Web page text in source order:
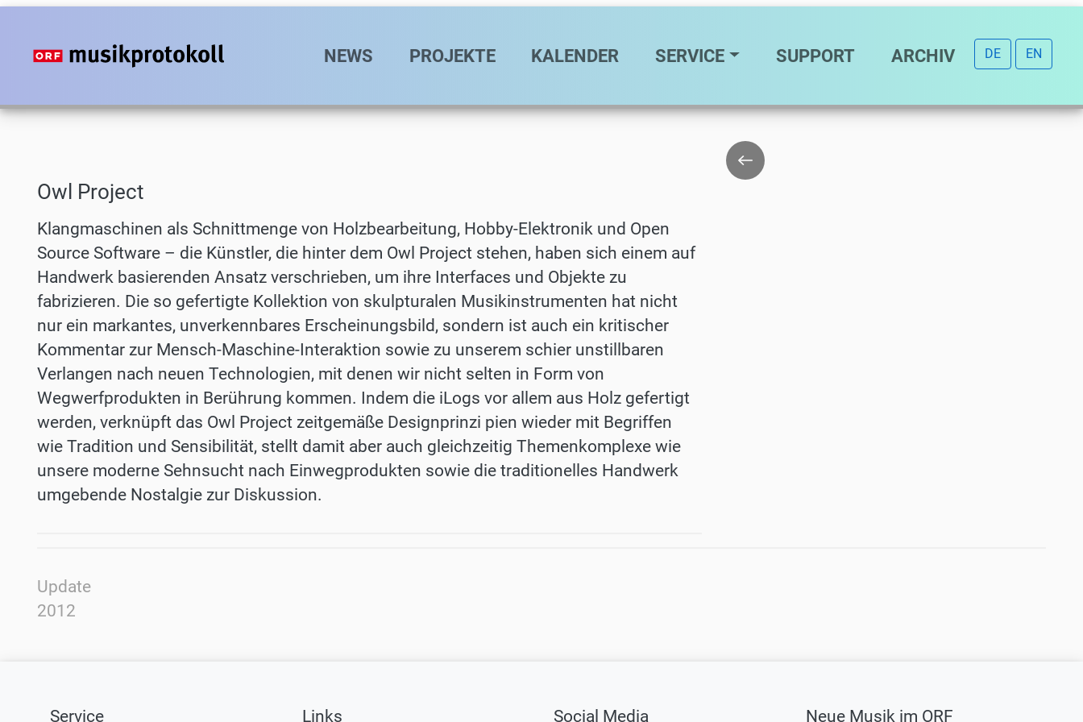
Direkt
Inhalt
Hauptnavigation
NEWS PROJEKTE KALENDER SERVICE SUPPORT ARCHIV DE EN
Owl Project
Klangmaschinen als Schnittmenge von Holzbearbeitung, Hobby-Elektronik und Open
Source Software – die Künstler, die hinter dem Owl Project stehen, haben sich einem auf
Handwerk basierenden Ansatz verschrieben, um ihre Interfaces und Objekte zu
fabrizieren. Die so gefertigte Kollektion von skulpturalen Musikinstrumenten hat nicht
nur ein markantes, unverkennbares Erscheinungsbild, sondern ist auch ein kritischer
Kommentar zur Mensch-Maschine-Interaktion sowie zu unserem schier unstillbaren
Verlangen nach neuen Technologien, mit denen wir nicht selten in Form von
Wegwerfprodukten in Berührung kommen. Indem die iLogs vor allem aus Holz gefertigt
werden, verknüpft das Owl Project zeitgemäße Designprinzi pien wieder mit Begriffen
wie Tradition und Sensibilität, stellt damit aber auch gleichzeitig Themenkomplexe wie
unsere moderne Sehnsucht nach Einwegprodukten sowie die traditionelles Handwerk
umgebende Nostalgie zur Diskussion.
Zurück
Update
2012
Service Links Social Media Neue Musik im ORF